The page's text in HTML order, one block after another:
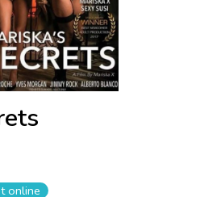
online